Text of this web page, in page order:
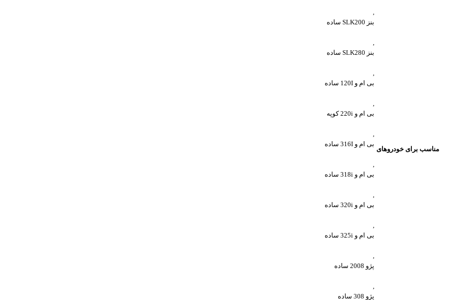
مناسب برای خودروهای
,
بنز SLK200 ساده
,
بنز SLK280 ساده
,
بی ام و 120I ساده
,
بی ام و 220i کوپه
,
بی ام و 316I ساده
,
بی ام و 318i ساده
,
بی ام و 320i ساده
,
بی ام و 325i ساده
,
پژو 2008 ساده
,
پژو 308 ساده